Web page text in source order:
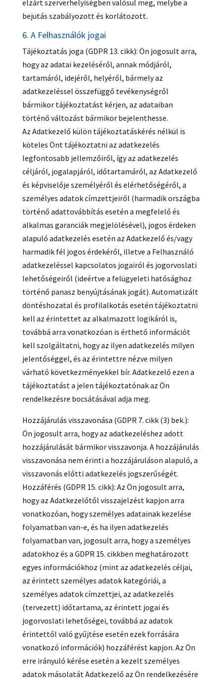
elzárt szerverhelyiségben valósul meg, melybe a
bejutás szabályozott és korlátozott.
6. A Felhasználók jogai
Tájékoztatás joga (GDPR 13. cikk): Ön jogosult arra,
hogy az adatai kezeléséről, annak módjáról,
tartamáról, idejéről, helyéről, bármely az
adatkezeléssel összefüggő tevékenységről
bármikor tájékoztatást kérjen, az adataiban
történő változást bármikor bejelenthesse.
Az Adatkezelő külön tájékoztatáskérés nélkül is
köteles Önt tájékoztatni az adatkezelés
legfontosabb jellemzőiről, így az adatkezelés
céljáról, jogalapjáról, időtartamáról, az Adatkezelő
és képviselője személyéről és elérhetőségéről, a
személyes adatok címzettjeiről (harmadik országba
történő adattovábbítás esetén a megfelelő és
alkalmas garanciák megjelölésével), jogos érdeken
alapuló adatkezelés esetén az Adatkezelő és/vagy
harmadik fél jogos érdekéről, illetve a Felhasználó
adatkezeléssel kapcsolatos jogairól és jogorvoslati
lehetőségeiről (ideértve a felügyeleti hatósághoz
történő panasz benyújtásának jogát). Automatizált
döntéshozatal és profilalkotás esetén tájékoztatni
kell az érintettet az alkalmazott logikáról is,
továbbá arra vonatkozóan is érthető információt
kell szolgáltatni, hogy az ilyen adatkezelés milyen
jelentőséggel, és az érintettre nézve milyen
várható következményekkel bír. Adatkezelő ezen a
tájékoztatást a jelen tájékoztatónak az Ön
rendelkezésre bocsátásával adja meg.
Hozzájárulás visszavonása (GDPR 7. cikk (3) bek.):
Ön jogosult arra, hogy az adatkezeléshez adott
hozzájárulását bármikor visszavonja. A hozzájárulás
visszavonása nem érinti a hozzájáruláson alapuló, a
visszavonás előtti adatkezelés jogszerűségét.
Hozzáférés (GDPR 15. cikk): Az Ön jogosult arra,
hogy az Adatkezelőtől visszajelzést kapjon arra
vonatkozóan, hogy személyes adatainak kezelése
folyamatban van-e, és ha ilyen adatkezelés
folyamatban van, jogosult arra, hogy a személyes
adatokhoz és a GDPR 15. cikkben meghatározott
egyes információkhoz (mint az adatkezelés céljai,
az érintett személyes adatok kategóriái, a
személyes adatok címzettjei, az adatkezelés
(tervezett) időtartama, az érintett jogai és
jogorvoslati lehetőségei, továbbá az adatok
érintettől való gyűjtése esetén ezek forrására
vonatkozó információk) hozzáférést kapjon. Az Ön
erre irányuló kérése esetén a kezelt személyes
adatok másolatát Adatkezelő az Ön rendelkezésére